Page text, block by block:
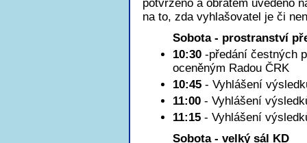
potvrzeno a obratem uvedeno
na to, zda vyhlašovatel je či
Sobota - prostranství
10:30 -předání čestných
oceněným Radou ČRK
10:45 - Vyhlášení
11:00 - Vyhlášení
11:15 - Vyhlášení
Sobota - velký sál KD